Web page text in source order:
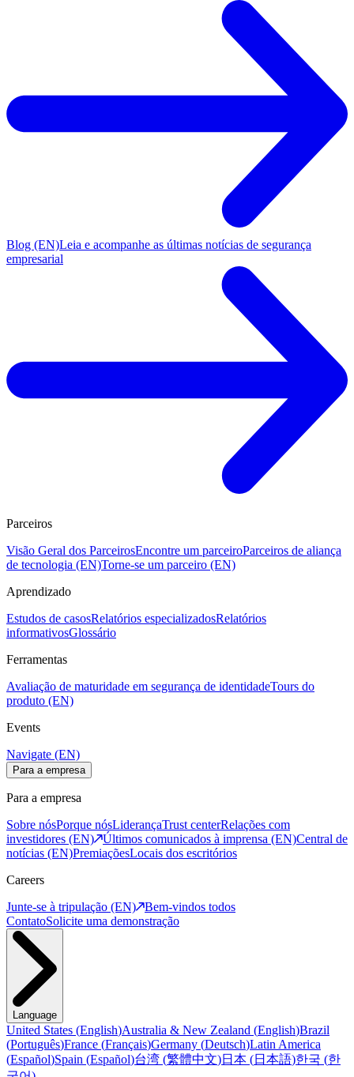
Blog (EN)Leia e acompanhe as últimas notícias de segurança
empresarial
Parceiros
Visão Geral dos ParceirosEncontre um parceiroParceiros de aliança
de tecnologia (EN)Torne-se um parceiro (EN)
Aprendizado
Estudos de casosRelatórios especializadosRelatórios
informativosGlossário
Ferramentas
Avaliação de maturidade em segurança de identidadeTours do
produto (EN)
Events
Navigate (EN)
Para a empresa
Para a empresa
Sobre nósPorque nósLiderançaTrust centerRelações com
investidores (EN)
Últimos comunicados à imprensa (EN)Central de
notícias (EN)PremiaçõesLocais dos escritórios
Careers
Junte-se à tripulação (EN)
Bem-vindos todos
ContatoSolicite uma demonstração
Language
United States (English)Australia & New Zealand (English)Brazil
(Português)France (Français)Germany (Deutsch)Latin America
(Español)Spain (Español)台湾 (繁體中文)日本 (日本語)한국 (한